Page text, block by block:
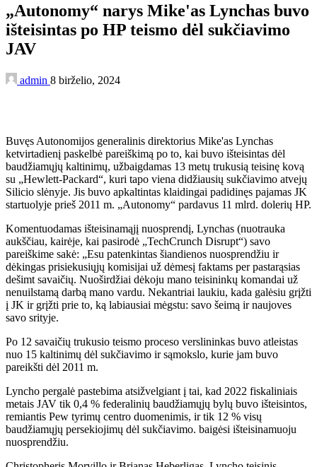
„Autonomy“ narys Mike'as Lynchas buvo
išteisintas po HP teismo dėl sukčiavimo
JAV
admin 8 birželio, 2024
Buvęs Autonomijos generalinis direktorius Mike'as Lynchas
ketvirtadienį paskelbė pareiškimą po to, kai buvo išteisintas dėl
baudžiamųjų kaltinimų, užbaigdamas 13 metų trukusią teisinę kovą
su „Hewlett-Packard“, kuri tapo viena didžiausių sukčiavimo atvejų
Silicio slėnyje. Jis buvo apkaltintas klaidingai padidinęs pajamas JK
startuolyje prieš 2011 m. „Autonomy“ pardavus 11 mlrd. dolerių HP.
Komentuodamas išteisinamąjį nuosprendį, Lynchas (nuotrauka
aukščiau, kairėje, kai pasirodė „TechCrunch Disrupt“) savo
pareiškime sakė: „Esu patenkintas šiandienos nuosprendžiu ir
dėkingas prisiekusiųjų komisijai už dėmesį faktams per pastarąsias
dešimt savaičių. Nuoširdžiai dėkoju mano teisininkų komandai už
nenuilstamą darbą mano vardu. Nekantriai laukiu, kada galėsiu grįžti
į JK ir grįžti prie to, ką labiausiai mėgstu: savo šeimą ir naujoves
savo srityje.
Po 12 savaičių trukusio teismo proceso verslininkas buvo atleistas
nuo 15 kaltinimų dėl sukčiavimo ir sąmokslo, kurie jam buvo
pareikšti dėl 2011 m.
Lyncho pergalė pastebima atsižvelgiant į tai, kad 2022 fiskaliniais
metais JAV tik 0,4 % federalinių baudžiamųjų bylų buvo išteisintos,
remiantis Pew tyrimų centro duomenimis, ir tik 12 % visų
baudžiamųjų persekiojimų dėl sukčiavimo. baigėsi išteisinamuoju
nuosprendžiu.